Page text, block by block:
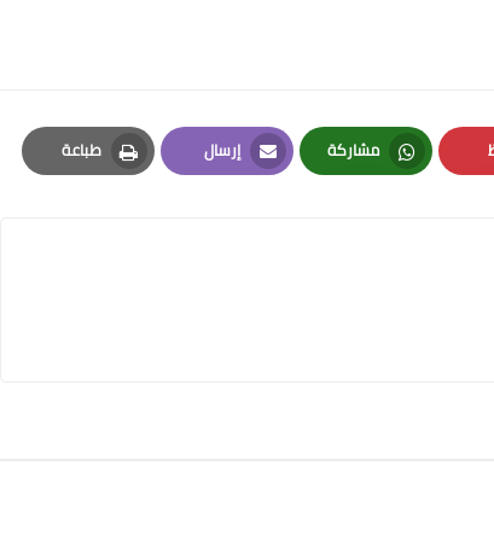
مشاركة
Whatsapp
إرسال
Email
طباعة
Print